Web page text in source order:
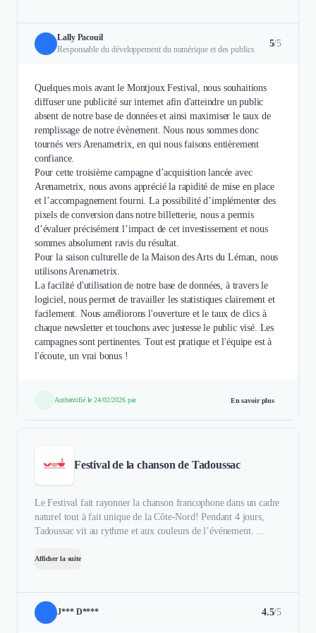
Lally Pacouil
Responsable du développement du numérique et des publics
5/5
Quelques mois avant le Montjoux Festival, nous souhaitions
diffuser une publicité sur internet afin d'atteindre un public
absent de notre base de données et ainsi maximiser le taux de
remplissage de notre évènement. Nous nous sommes donc
tournés vers Arenametrix, en qui nous faisons entièrement
confiance.
Pour cette troisième campagne d’acquisition lancée avec
Arenametrix, nous avons apprécié la rapidité de mise en place
et l’accompagnement fourni. La possibilité d’implémenter des
pixels de conversion dans notre billetterie, nous a permis
d’évaluer précisément l’impact de cet investissement et nous
sommes absolument ravis du résultat.
Pour la saison culturelle de la Maison des Arts du Léman, nous
utilisons Arenametrix.
La facilité d'utilisation de notre base de données, à travers le
logiciel, nous permet de travailler les statistiques clairement et
facilement. Nous améliorons l'ouverture et le taux de clics à
chaque newsletter et touchons avec justesse le public visé. Les
campagnes sont pertinentes. Tout est pratique et l'équipe est à
l'écoute, un vrai bonus !
Authentifié le 24/02/2026 par En savoir plus
Festival de la chanson de Tadoussac
Le Festival fait rayonner la chanson francophone dans un cadre
naturel tout à fait unique de la Côte-Nord! Pendant 4 jours,
Tadoussac vit au rythme et aux couleurs de l’événement. ...
Afficher la suite
J*** D**** 4.5/5